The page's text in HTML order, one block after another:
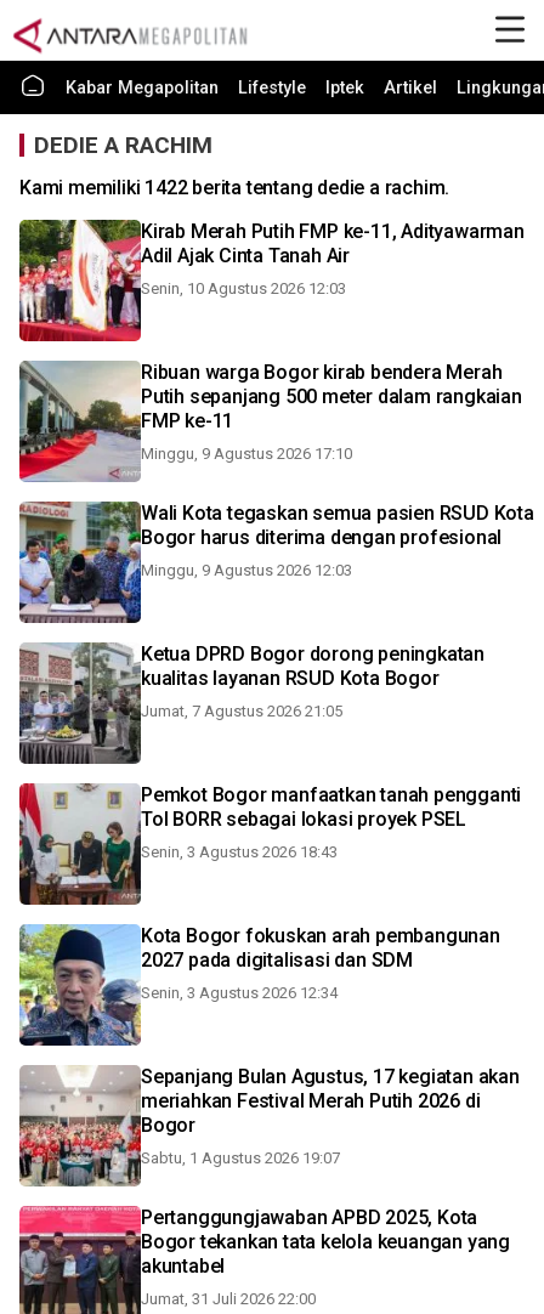
Kabar Megapolitan Lifestyle Iptek Artikel
DEDIE A RACHIM
Kami memiliki 1422 berita tentang dedie a rachim.
Kirab Merah Putih FMP ke-11, Adityawarman
Adil Ajak Cinta Tanah Air
Senin, 10 Agustus 2026 12:03
Ribuan warga Bogor kirab bendera Merah
Putih sepanjang 500 meter dalam rangkaian
FMP ke-11
Minggu, 9 Agustus 2026 17:10
Wali Kota tegaskan semua pasien RSUD Kota
Bogor harus diterima dengan profesional
Minggu, 9 Agustus 2026 12:03
Ketua DPRD Bogor dorong peningkatan
kualitas layanan RSUD Kota Bogor
Jumat, 7 Agustus 2026 21:05
Pemkot Bogor manfaatkan tanah pengganti
Tol BORR sebagai lokasi proyek PSEL
Senin, 3 Agustus 2026 18:43
Kota Bogor fokuskan arah pembangunan
2027 pada digitalisasi dan SDM
Senin, 3 Agustus 2026 12:34
Sepanjang Bulan Agustus, 17 kegiatan akan
meriahkan Festival Merah Putih 2026 di
Bogor
Sabtu, 1 Agustus 2026 19:07
Pertanggungjawaban APBD 2025, Kota
Bogor tekankan tata kelola keuangan yang
akuntabel
Jumat, 31 Juli 2026 22:00